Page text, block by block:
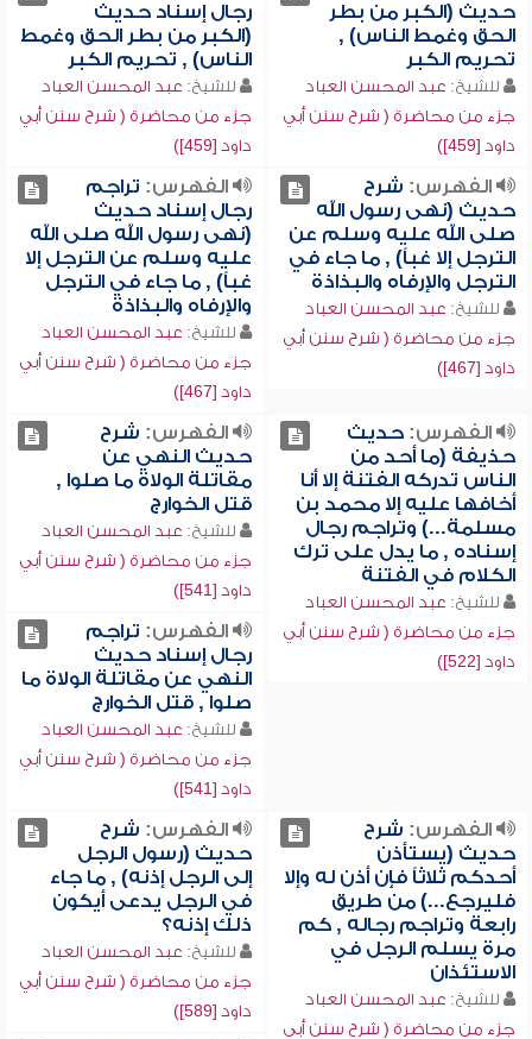
حديث (الكبر من بطر
الحق وغمط الناس) ,
تحريم الكبر
للشيخ: عبد المحسن العباد
جزء من محاضرة ( شرح سنن أبي
داود [459])
رجال إسناد حديث
(الكبر من بطر الحق وغمط
الناس) , تحريم الكبر
للشيخ: عبد المحسن العباد
جزء من محاضرة ( شرح سنن أبي
داود [459])
الفهرس: شرح
حديث (نهى رسول الله
صلى الله عليه وسلم عن
الترجل إلا غباً) , ما جاء في
الترجل والإرفاه والبذاذة
للشيخ: عبد المحسن العباد
جزء من محاضرة ( شرح سنن أبي
داود [467])
الفهرس: تراجم
رجال إسناد حديث
(نهى رسول الله صلى الله
عليه وسلم عن الترجل إلا
غباً) , ما جاء في الترجل
والإرفاه والبذاذة
للشيخ: عبد المحسن العباد
جزء من محاضرة ( شرح سنن أبي
داود [467])
الفهرس:حديث
حذيفة (ما أحد من
الناس تدركه الفتنة إلا أنا
أخافها عليه إلا محمد بن
مسلمة...) وتراجم رجال
إسناده , ما يدل على ترك
الكلام في الفتنة
للشيخ: عبد المحسن العباد
جزء من محاضرة ( شرح سنن أبي
داود [522])
الفهرس: شرح
حديث النهي عن
مقاتلة الولاة ما صلوا ,
قتل الخوارج
للشيخ: عبد المحسن العباد
جزء من محاضرة ( شرح سنن أبي
داود [541])
الفهرس: تراجم
رجال إسناد حديث
النهي عن مقاتلة الولاة ما
صلوا , قتل الخوارج
للشيخ: عبد المحسن العباد
جزء من محاضرة ( شرح سنن أبي
داود [541])
الفهرس: شرح
حديث (يستأذن
أحدكم ثلاثاً فإن أذن له وإلا
فليرجع...) من طريق
رابعة وتراجم رجاله , كم
مرة يسلم الرجل في
الاستئذان
للشيخ: عبد المحسن العباد
جزء من محاضرة ( شرح سنن أبي
الفهرس: شرح
حديث (رسول الرجل
إلى الرجل إذنه) , ما جاء
في الرجل يدعى أيكون
ذلك إذنه؟
للشيخ: عبد المحسن العباد
جزء من محاضرة ( شرح سنن أبي
داود [589])